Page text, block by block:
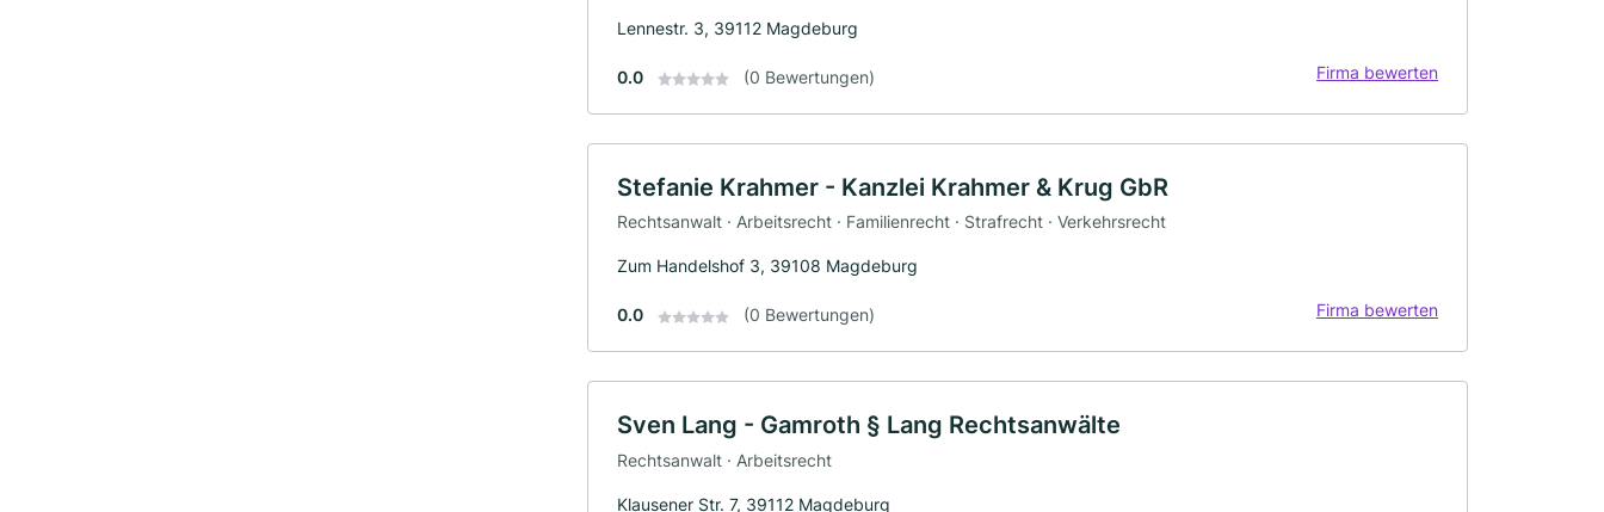
Lennestr. 3, 39112 Magdeburg
0.0 (0 Bewertungen) Firma bewerten
Stefanie Krahmer - Kanzlei Krahmer & Krug GbR
Rechtsanwalt · Arbeitsrecht · Familienrecht · Strafrecht · Verkehrsrecht
Zum Handelshof 3, 39108 Magdeburg
0.0 (0 Bewertungen) Firma bewerten
Sven Lang - Gamroth § Lang Rechtsanwälte
Rechtsanwalt · Arbeitsrecht
Klausener Str. 7, 39112 Magdeburg